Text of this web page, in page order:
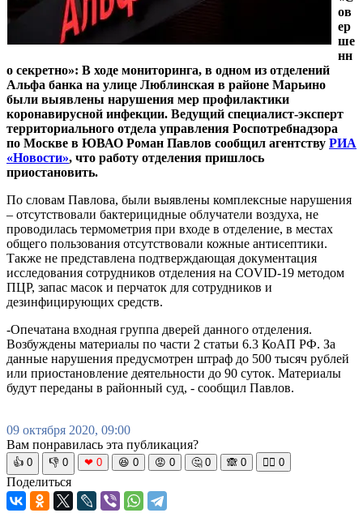
ов
ер
ше
нн
о секретно»: В ходе мониторинга, в одном из отделений
Альфа банка на улице Люблинская в районе Марьино
были выявлены нарушения мер профилактики
коронавирусной инфекции. Ведущий специалист-эксперт
территориального отдела управления Роспотребнадзора
по Москве в ЮВАО Роман Павлов сообщил агентству РИА
«Новости», что работу отделения пришлось
приостановить.
По словам Павлова, были выявлены комплексные нарушения
– отсутствовали бактерицидные облучатели воздуха, не
проводилась термометрия при входе в отделение, в местах
общего пользования отсутствовали кожные антисептики.
Также не представлена подтверждающая документация
исследования сотрудников отделения на COVID-19 методом
ПЦР, запас масок и перчаток для сотрудников и
дезинфицирующих средств.
-Опечатана входная группа дверей данного отделения.
Возбуждены материалы по части 2 статьи 6.3 КоАП РФ. За
данные нарушения предусмотрен штраф до 500 тысяч рублей
или приостановление деятельности до 90 суток. Материалы
будут переданы в районный суд, - сообщил Павлов.
09 октября 2020, 09:00
Вам понравилась эта публикация?
👍 0 👎 0 ❤ 0 😆 0 😡 0 🤔 0 🙈 0 🧘‍♀️ 0
Поделиться